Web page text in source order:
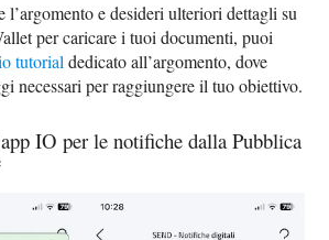
l’argomento e desideri ulteriori dettagli su
per caricare i tuoi documenti, puoi
tutorialdedicato all’argomento, dove
necessari per raggiungere il tuo obiettivo.
IO per le notifiche dalla Pubblica